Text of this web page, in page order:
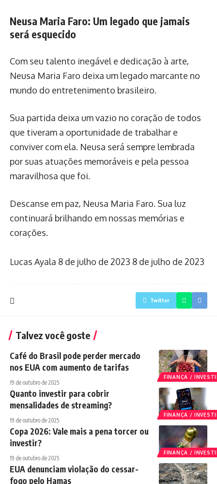
Neusa Maria Faro: Um legado que jamais
será esquecido
Com seu talento inegável e dedicação à arte,
Neusa Maria Faro deixa um legado marcante no
mundo do entretenimento brasileiro.
Sua partida deixa um vazio no coração de todos
que tiveram a oportunidade de trabalhar e
conviver com ela. Neusa será sempre lembrada
por suas atuações memoráveis e pela pessoa
maravilhosa que foi.
Descanse em paz, Neusa Maria Faro. Sua luz
continuará brilhando em nossas memórias e
corações.
Lucas Ayala 8 de julho de 2023 8 de julho de 2023
Twitter
Talvez você goste
FINANÇA /
Café do Brasil pode perder mercado
nos EUA com aumento de tarifas
19 de outubro de 2025
FINANÇA /
Quanto investir para cobrir
mensalidades de streaming?
19 de outubro de 2025
FINANÇA /
Copa 2026: Vale mais a pena torcer ou
investir?
19 de outubro de 2025
EUA denunciam violação do cessar-
fogo pelo Hamas